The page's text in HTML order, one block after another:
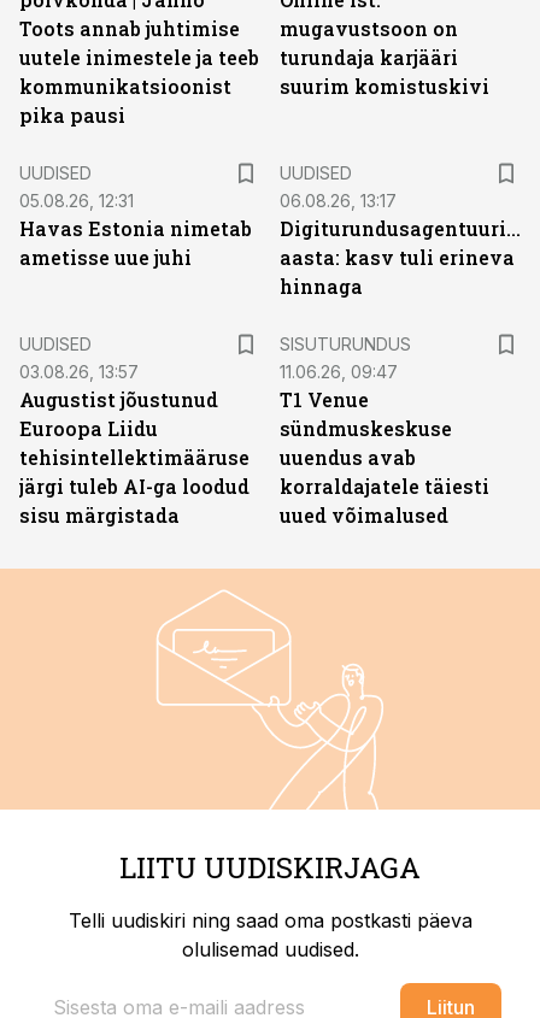
Toots annab juhtimise
uutele inimestele ja teeb
kommunikatsioonist
pika pausi
mugavustsoon on
turundaja karjääri
suurim komistuskivi
UUDISED
05.08.26, 12:31
Havas Estonia nimetab
ametisse uue juhi
UUDISED
06.08.26, 13:17
Digiturundusagentuuride
aasta: kasv tuli erineva
hinnaga
UUDISED
03.08.26, 13:57
Augustist jõustunud
Euroopa Liidu
tehisintellektimääruse
järgi tuleb AI-ga loodud
sisu märgistada
SISUTURUNDUS
11.06.26, 09:47
T1 Venue
sündmuskeskuse
uuendus avab
korraldajatele täiesti
uued võimalused
LIITU UUDISKIRJAGA
Telli uudiskiri ning saad oma postkasti päeva
olulisemad uudised.
Liitun